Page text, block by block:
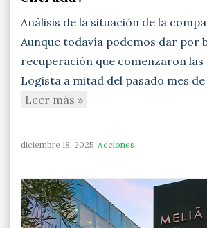
Análisis de la situación de la
Aunque todavía podemos dar por
recuperación que comenzaron las
Logista a mitad del pasado mes
Leer más »
diciembre 18, 2025 Acciones